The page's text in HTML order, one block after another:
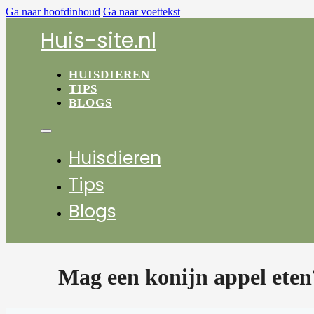
Ga naar hoofdinhoud Ga naar voettekst
Huis-site.nl
HUISDIEREN
TIPS
BLOGS
Huisdieren
Tips
Blogs
Mag een konijn appel